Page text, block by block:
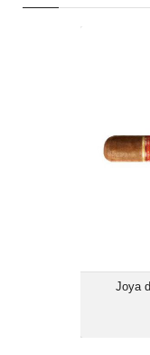
Joya